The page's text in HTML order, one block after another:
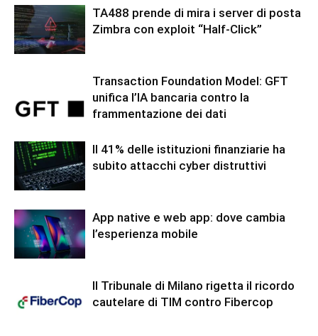
TA488 prende di mira i server di posta
Zimbra con exploit “Half-Click”
Transaction Foundation Model: GFT
unifica l’IA bancaria contro la
frammentazione dei dati
Il 41% delle istituzioni finanziarie ha
subito attacchi cyber distruttivi
App native e web app: dove cambia
l’esperienza mobile
Il Tribunale di Milano rigetta il ricordo
cautelare di TIM contro Fibercop